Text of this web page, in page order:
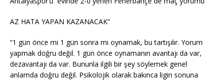
AZ HATA YAPAN KAZANACAK”
“1 gün önce mi 1 gün sonra mı oynamak, bu tartışılır. Yorum
yapmak doğru değil. 1 gün önce oynamanın avantajı da var,
dezavantajı da var. Bununla ilgili bir şey söylemek genel
anlamda doğru değil. Psikolojik olarak bakınca ligin sonuna